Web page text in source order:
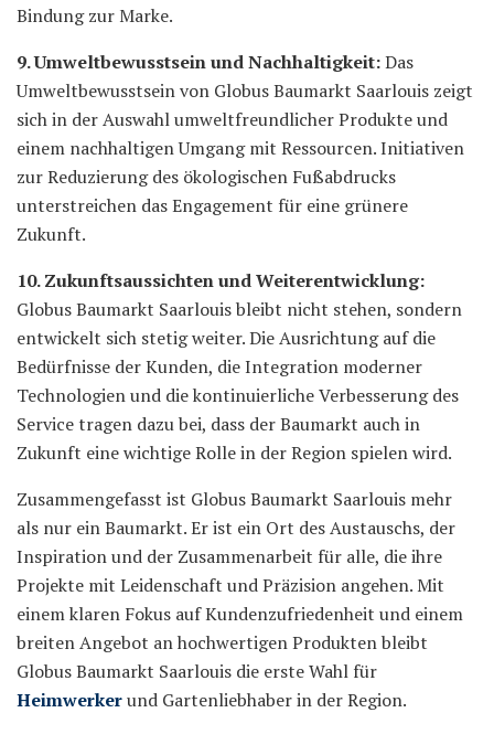
Bindung zur Marke.
9. Umweltbewusstsein und Nachhaltigkeit:Das
Umweltbewusstsein von Globus Baumarkt Saarlouis zeigt
sich in der Auswahl umweltfreundlicher Produkte und
einem nachhaltigen Umgang mit Ressourcen. Initiativen
zur Reduzierung des ökologischen Fußabdrucks
unterstreichen das Engagement für eine grünere
Zukunft.
10. Zukunftsaussichten und Weiterentwicklung:
Globus Baumarkt Saarlouis bleibt nicht stehen, sondern
entwickelt sich stetig weiter. Die Ausrichtung auf die
Bedürfnisse der Kunden, die Integration moderner
Technologien und die kontinuierliche Verbesserung des
Service tragen dazu bei, dass der Baumarkt auch in
Zukunft eine wichtige Rolle in der Region spielen wird.
Zusammengefasst ist Globus Baumarkt Saarlouis mehr
als nur ein Baumarkt. Er ist ein Ort des Austauschs, der
Inspiration und der Zusammenarbeit für alle, die ihre
Projekte mit Leidenschaft und Präzision angehen. Mit
einem klaren Fokus auf Kundenzufriedenheit und einem
breiten Angebot an hochwertigen Produkten bleibt
Globus Baumarkt Saarlouis die erste Wahl für
Heimwerkerund Gartenliebhaber in der Region.